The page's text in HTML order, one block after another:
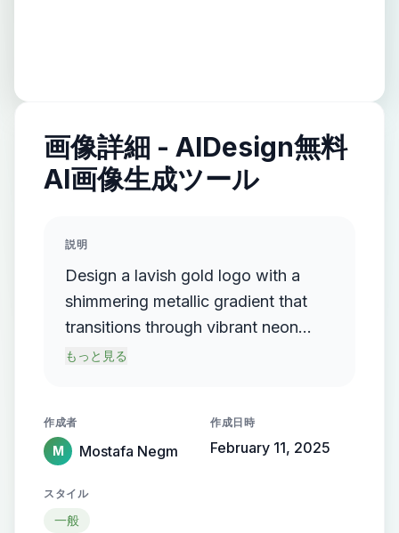
画像詳細 - AIDesign無料
AI画像生成ツール
説明
Design a lavish gold logo with a
shimmering metallic gradient that
transitions through vibrant neon
colors, prominently featuring elegant
documentary events and facts
もっと見る
作成者
M Mostafa Negm
作成日時
February 11, 2025
スタイル
一般